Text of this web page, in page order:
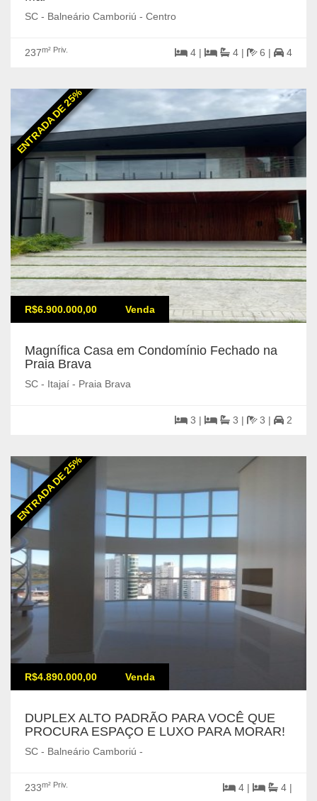
SC - Balneário Camboriú - Centro
237m² Priv. 4 | 4 | 6 | 4
ENTRADA DE 25%
R$6.900.000,00 Venda
Magnífica Casa em Condomínio Fechado na
Praia Brava
SC - Itajaí - Praia Brava
3 | 3 | 3 | 2
ENTRADA DE 25%
R$4.890.000,00 Venda
DUPLEX ALTO PADRÃO PARA VOCÊ QUE
PROCURA ESPAÇO E LUXO PARA MORAR!
SC - Balneário Camboriú -
233m² Priv. 4 | 4 |